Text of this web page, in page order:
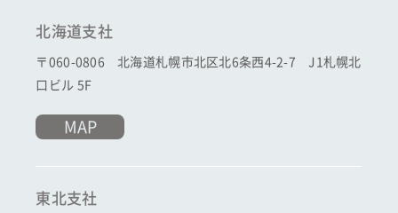
北海道支社
〒060-0806 北海道札幌市北区北6条西4-2-7 J1札幌北
口ビル 5F
MAP
東北支社